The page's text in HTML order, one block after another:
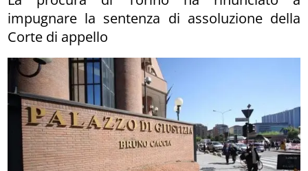
impugnare la sentenza di assoluzione della
Corte di appello